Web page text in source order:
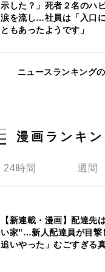
示した？」死者２名のハ
涙を流し…社員は「入口
ともあったようです」
ニュースランキング
漫画ランキ
24時間 週間
【新連載・漫画】配達先
い家”…新人配達員が目撃
追いやった」むごすぎる